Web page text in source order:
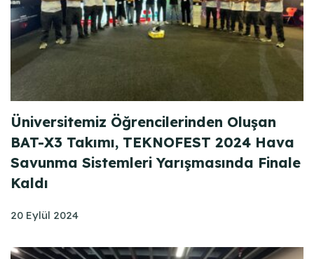
Üniversitemiz Öğrencilerinden Oluşan
BAT-X3 Takımı, TEKNOFEST 2024 Hava
Savunma Sistemleri Yarışmasında Finale
Kaldı
20 Eylül 2024